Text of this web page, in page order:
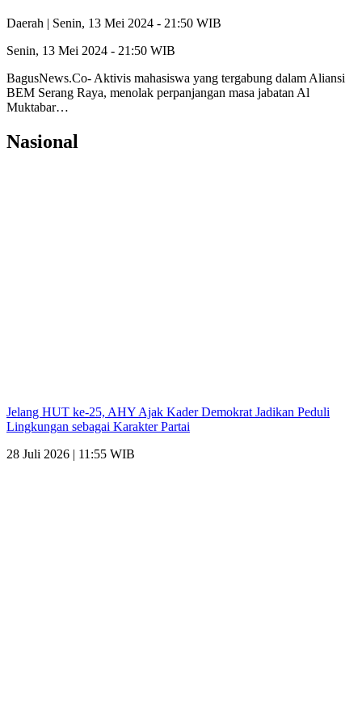
Daerah | Senin, 13 Mei 2024 - 21:50 WIB
Senin, 13 Mei 2024 - 21:50 WIB
BagusNews.Co- Aktivis mahasiswa yang tergabung dalam Aliansi
BEM Serang Raya, menolak perpanjangan masa jabatan Al
Muktabar…
Nasional
Jelang HUT ke-25, AHY Ajak Kader Demokrat Jadikan Peduli
Lingkungan sebagai Karakter Partai
28 Juli 2026 | 11:55 WIB